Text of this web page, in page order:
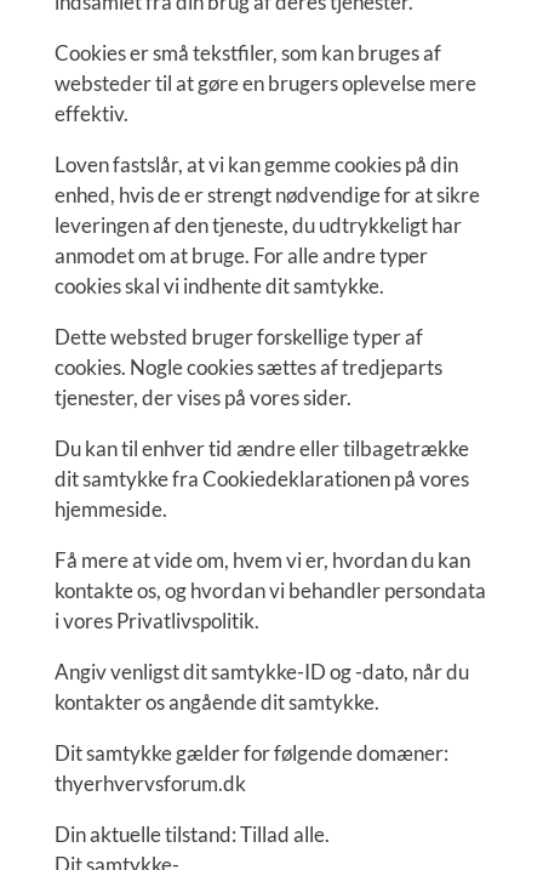
Cookies er små tekstfiler, som kan bruges af
websteder til at gøre en brugers oplevelse mere
effektiv.
Loven fastslår, at vi kan gemme cookies på din
enhed, hvis de er strengt nødvendige for at sikre
leveringen af den tjeneste, du udtrykkeligt har
anmodet om at bruge. For alle andre typer
cookies skal vi indhente dit samtykke.
Dette websted bruger forskellige typer af
cookies. Nogle cookies sættes af tredjeparts
tjenester, der vises på vores sider.
Du kan til enhver tid ændre eller tilbagetrække
dit samtykke fra Cookiedeklarationen på vores
hjemmeside.
Få mere at vide om, hvem vi er, hvordan du kan
kontakte os, og hvordan vi behandler persondata
i vores Privatlivspolitik.
Angiv venligst dit samtykke-ID og -dato, når du
kontakter os angående dit samtykke.
Dit samtykke gælder for følgende domæner:
thyerhvervsforum.dk
Din aktuelle tilstand: Tillad alle.
Dit samtykke-